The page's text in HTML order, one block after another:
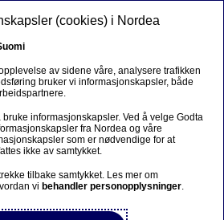
NO
exist in your language. You will
page.
Continue
(cookies) i Nordea
av sidene våre, analysere trafikken
bruker vi informasjonskapsler, både
informasjonskapsler. Ved å velge Godta
fra Nordea og våre
som er nødvendige for at
ikke av samtykket.
tilbake samtykket. Les mer om
vi behandler personopplysninger.